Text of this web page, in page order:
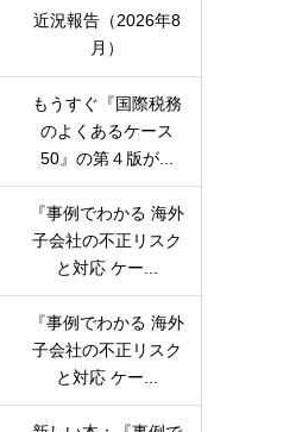
近況報告（2026年8
月）
もうすぐ『国際税務
のよくあるケース
50』の第４版が...
『事例でわかる 海外
子会社の不正リスク
と対応 ケー...
『事例でわかる 海外
子会社の不正リスク
と対応 ケー...